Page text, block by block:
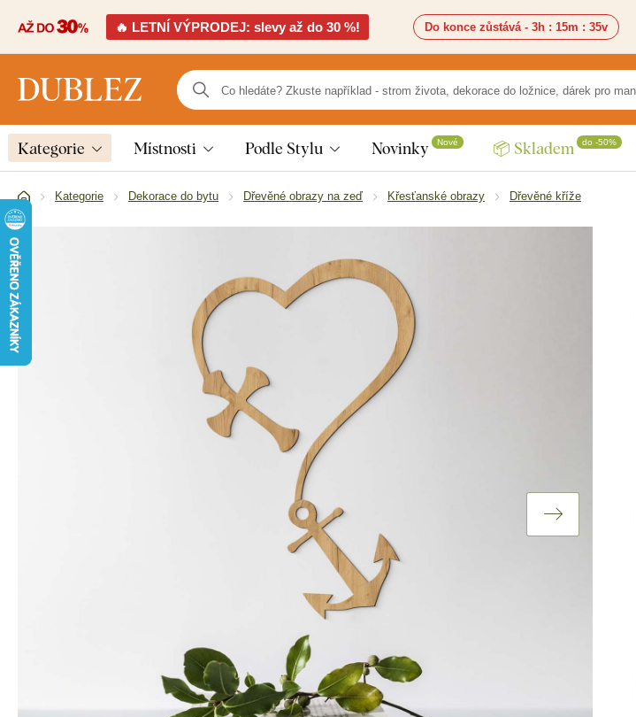
🔥 LETNÍ VÝPRODEJ: slevy až do 30 %! Do konce zůstává - 3h : 15m : 33v
Kategorie Místnosti Podle Stylu Novinky Nové 📦 Skladem do -50%
Kategorie Dekorace do bytu Dřevěné obrazy na zeď Křesťanské obrazy Dřevěné kříže